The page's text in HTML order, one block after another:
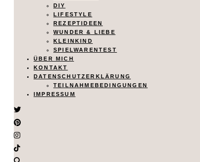
DIY
LIFESTYLE
REZEPTIDEEN
WUNDER & LIEBE
KLEINKIND
SPIELWARENTEST
ÜBER MICH
KONTAKT
DATENSCHUTZERKLÄRUNG
TEILNAHMEBEDINGUNGEN
IMPRESSUM